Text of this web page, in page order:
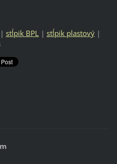
| stĺpik BPL | stĺpik plastový |